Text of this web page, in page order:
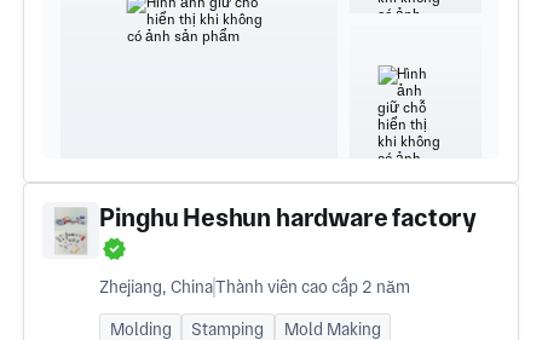
Pinghu Heshun hardware factory
Zhejiang, ChinaThành viên cao cấp 2 năm
Molding Stamping
Mold Making